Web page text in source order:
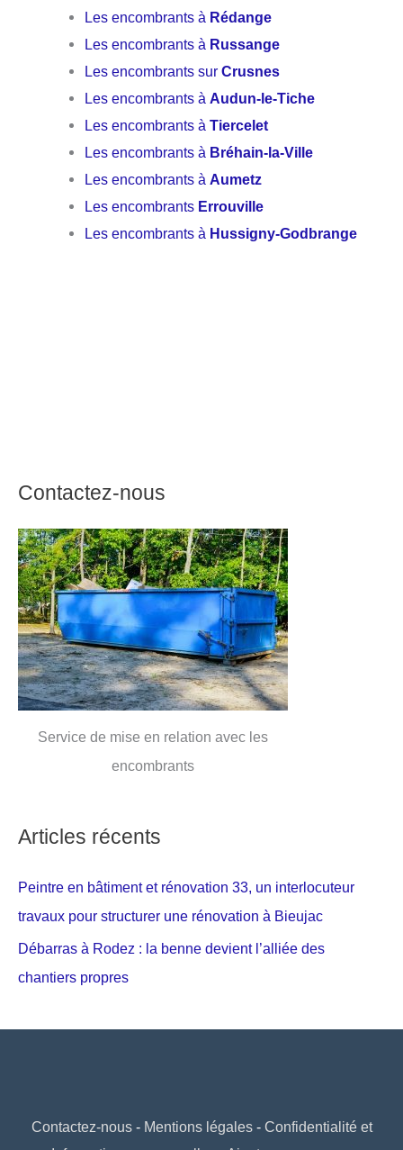
Les encombrants à Rédange
Les encombrants à Russange
Les encombrants surCrusnes
Les encombrants à Audun-le-Tiche
Les encombrants àTiercelet
Les encombrants à Bréhain-la-Ville
Les encombrants à Aumetz
Les encombrants Errouville
Les encombrants à Hussigny-Godbrange
Contactez-nous
Service de mise en relation avec les
encombrants
Articles récents
Peintre en bâtiment et rénovation 33, un interlocuteur
travaux pour structurer une rénovation à Bieujac
Débarras à Rodez : la benne devient l’alliée des
chantiers propres
Contactez-nous- Mentions légales- Confidentialité et